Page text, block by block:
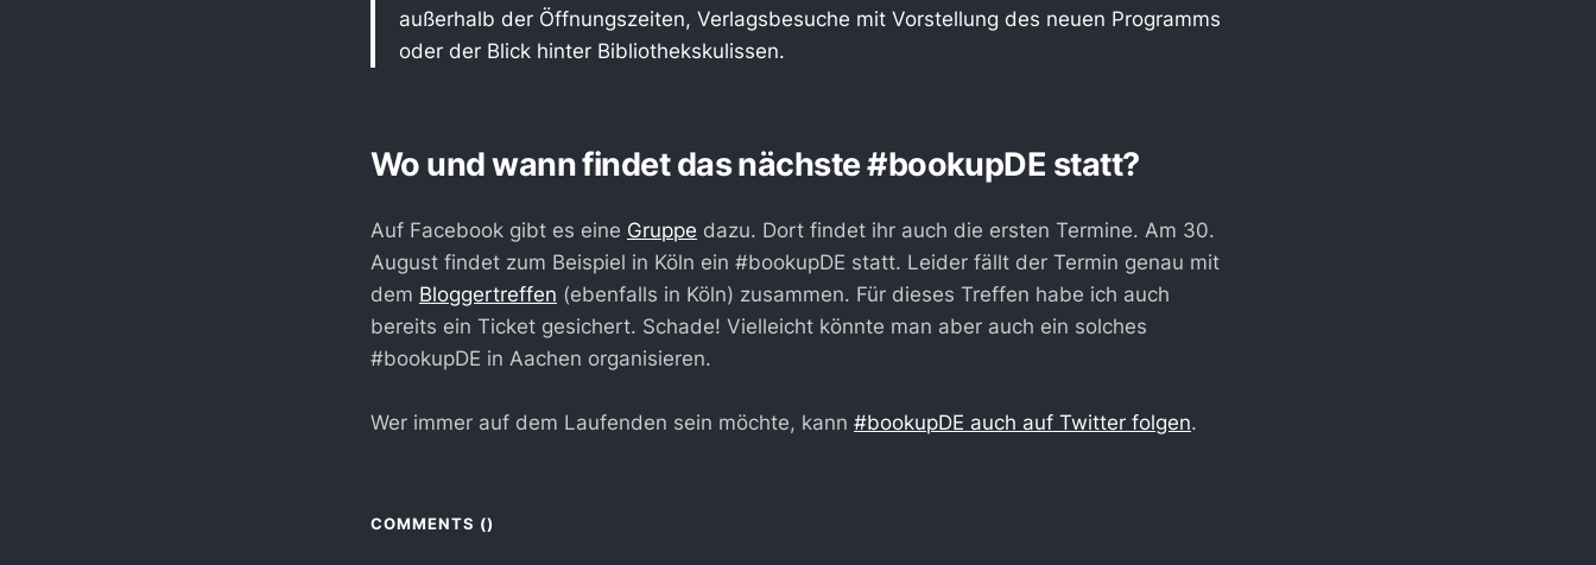
außerhalb der Öffnungszeiten, Verlagsbesuche mit Vorstellung des neuen Programms
oder der Blick hinter Bibliothekskulissen.
Wo und wann findet das nächste #bookupDE statt?
Auf Facebook gibt es eine Gruppe dazu. Dort findet ihr auch die ersten Termine. Am 30.
August findet zum Beispiel in Köln ein #bookupDE statt. Leider fällt der Termin genau mit
dem Bloggertreffen (ebenfalls in Köln) zusammen. Für dieses Treffen habe ich auch
bereits ein Ticket gesichert. Schade! Vielleicht könnte man aber auch ein solches
#bookupDE in Aachen organisieren.
Wer immer auf dem Laufenden sein möchte, kann #bookupDE auch auf Twitter folgen.
COMMENTS ()